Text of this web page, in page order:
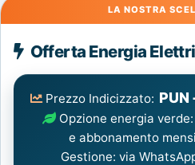
Energia
Elettrica
consigliata
Offerta Energia
Prezzo Indicizzato: PUN
Opzione energia
e abbonamento
Gestione: via